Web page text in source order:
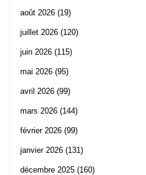
août 2026 (19)
juillet 2026 (120)
juin 2026 (115)
mai 2026 (95)
avril 2026 (99)
mars 2026 (144)
février 2026 (99)
janvier 2026 (131)
décembre 2025 (160)